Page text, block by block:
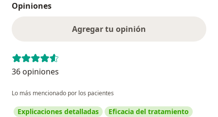
Opiniones
Agregar tu opinión
36 opiniones
Lo más mencionado por los pacientes
Explicaciones detalladas
Eficacia del tratamiento